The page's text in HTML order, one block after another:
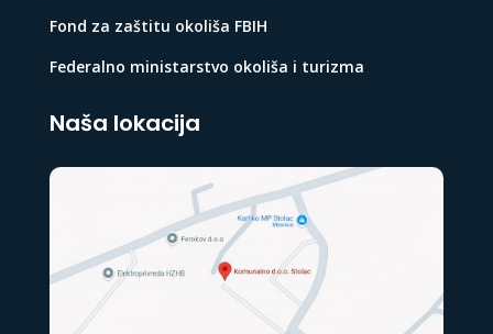
Fond za zaštitu okoliša FBIH
Federalno ministarstvo okoliša i turizma
Naša lokacija